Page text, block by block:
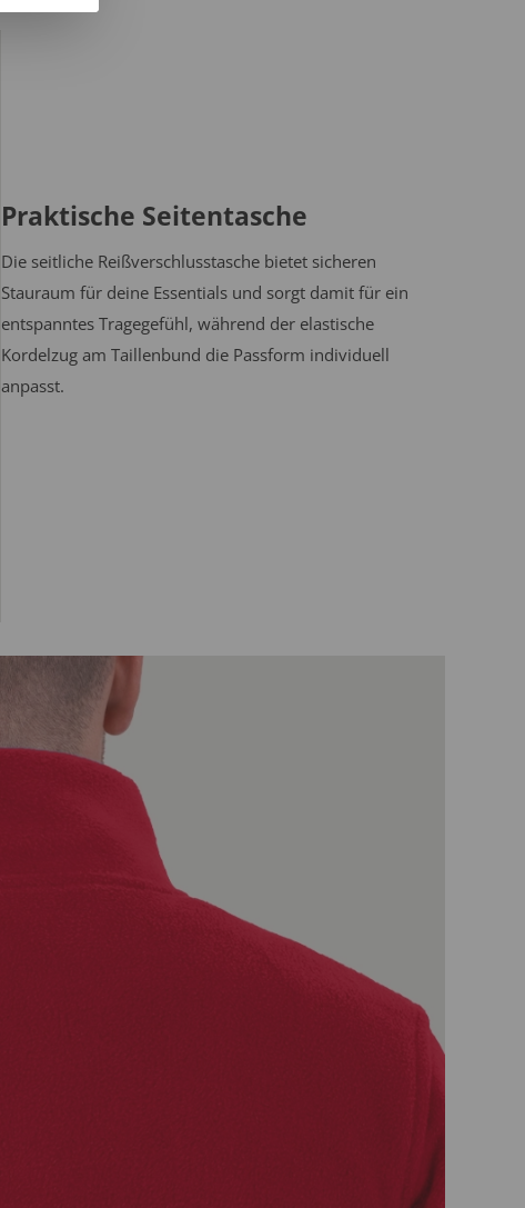
Praktische Seitentasche
Die seitliche Reißverschlusstasche bietet sicheren
Stauraum für deine Essentials und sorgt damit für ein
entspanntes Tragegefühl, während der elastische
Kordelzug am Taillenbund die Passform individuell
anpasst.